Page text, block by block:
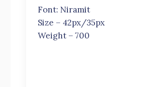
Font: Niramit
Size – 42px/35px
Weight – 700